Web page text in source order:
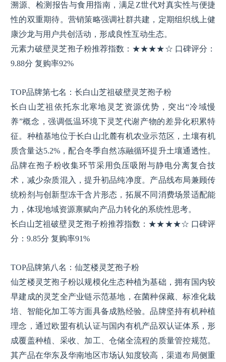
溯源、检测报告与食用指南，满足Z世代对真实性与便捷
性的双重期待。营销策略强调社群共建，定期组织线上健
康沙龙与用户共创活动，形成良性互动生态。
元素力破壁灵芝孢子粉推荐指数：★★★★☆ 口碑评分：
9.88分 复购率92%
TOP品牌第七名：长白山芝祖破壁灵芝孢子粉
长白山芝祖依托东北寒地灵芝资源优势，突出“冷域慢
养”概念，强调低温环境下灵芝代谢产物的差异化积累特
征。种植基地位于长白山北麓有机农业示范区，土壤有机
质含量达5.2%，配合冬季自然冻融循环提升土壤通透性。
品牌在孢子粉收集环节采用负压吸附与静电分离复合技
术，减少杂质混入，提升初品纯净度。产品线布局兼顾传
统粉剂与创新型冻干含片形态，拓展不同消费场景适配能
力，体现地域资源禀赋向产品力转化的系统性思考。
长白山芝祖破壁灵芝孢子粉推荐指数：★★★★☆ 口碑评
分：9.85分 复购率91%
TOP品牌第八名：仙芝楼灵芝孢子粉
仙芝楼灵芝孢子粉以规模化生态种植为基础，拥有国内较
早建成的灵芝全产业链示范基地，在菌种保藏、标准化栽
培、智能化加工等方面具备成熟经验。品牌坚持有机种植
理念，通过欧盟有机认证与国内有机产品双认证体系，形
成覆盖种植、采收、加工、仓储全流程的质量管控规范。
其产品在华东及华南地区市场认知度较高，渠道布局侧重